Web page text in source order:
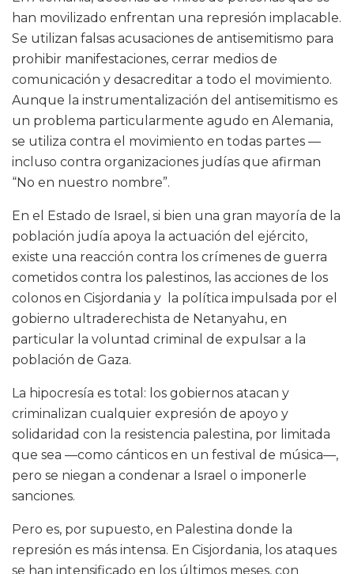
han movilizado enfrentan una represión implacable.
Se utilizan falsas acusaciones de antisemitismo para
prohibir manifestaciones, cerrar medios de
comunicación y desacreditar a todo el movimiento.
Aunque la instrumentalización del antisemitismo es
un problema particularmente agudo en Alemania,
se utiliza contra el movimiento en todas partes —
incluso contra organizaciones judías que afirman
“No en nuestro nombre”.
En el Estado de Israel, si bien una gran mayoría de la
población judía apoya la actuación del ejército,
existe una reacción contra los crímenes de guerra
cometidos contra los palestinos, las acciones de los
colonos en Cisjordania y la política impulsada por el
gobierno ultraderechista de Netanyahu, en
particular la voluntad criminal de expulsar a la
población de Gaza.
La hipocresía es total: los gobiernos atacan y
criminalizan cualquier expresión de apoyo y
solidaridad con la resistencia palestina, por limitada
que sea —como cánticos en un festival de música—,
pero se niegan a condenar a Israel o imponerle
sanciones.
Pero es, por supuesto, en Palestina donde la
represión es más intensa. En Cisjordania, los ataques
se han intensificado en los últimos meses, con